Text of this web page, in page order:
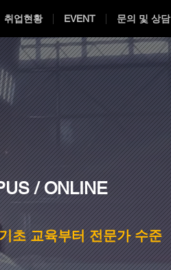
취업현황 EVENT 문의 및 상담
/ ONLINE
초 교육부터 전문가 수준